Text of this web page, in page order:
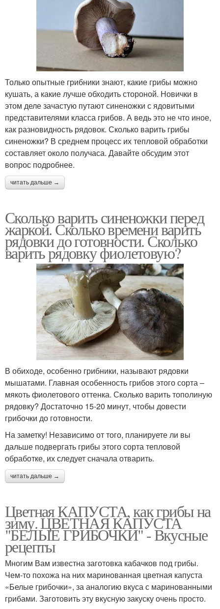
Только опытные грибники знают, какие грибы можно
кушать, а какие лучше обходить стороной. Новички в
этом деле зачастую путают синеножки с ядовитыми
представителями класса грибов. А ведь это не что иное,
как разновидность рядовок. Сколько варить грибы
синеножки? В среднем процесс их тепловой обработки
составляет около получаса. Давайте обсудим этот
вопрос подробнее.
читать дальше →
Сколько варить синеножки перед
жаркой. Сколько времени варить
рядовки до готовности. Сколько
варить рядовку фиолетовую?
В обиходе, особенно грибники, называют рядовки
мышатами. Главная особенность грибов этого сорта –
мякоть фиолетового оттенка. Сколько варить тополиную
рядовку? Достаточно 15-20 минут, чтобы довести
грибочки до готовности.
На заметку! Независимо от того, планируете ли вы
дальше подвергать грибы этого сорта тепловой
обработке, их следует сначала отварить.
читать дальше →
Цветная КАПУСТА, как грибы на
зиму. ЦВЕТНАЯ КАПУСТА
"БЕЛЫЕ ГРИБОЧКИ" - Вкусные
рецепты
Многим Вам известна заготовка кабачков под грибы.
Чем-то похожа на них маринованная цветная капуста
«Белые грибочки», за аналогию вкуса с маринованными
грибами. Заготовить эту вкусную закуску очень просто.